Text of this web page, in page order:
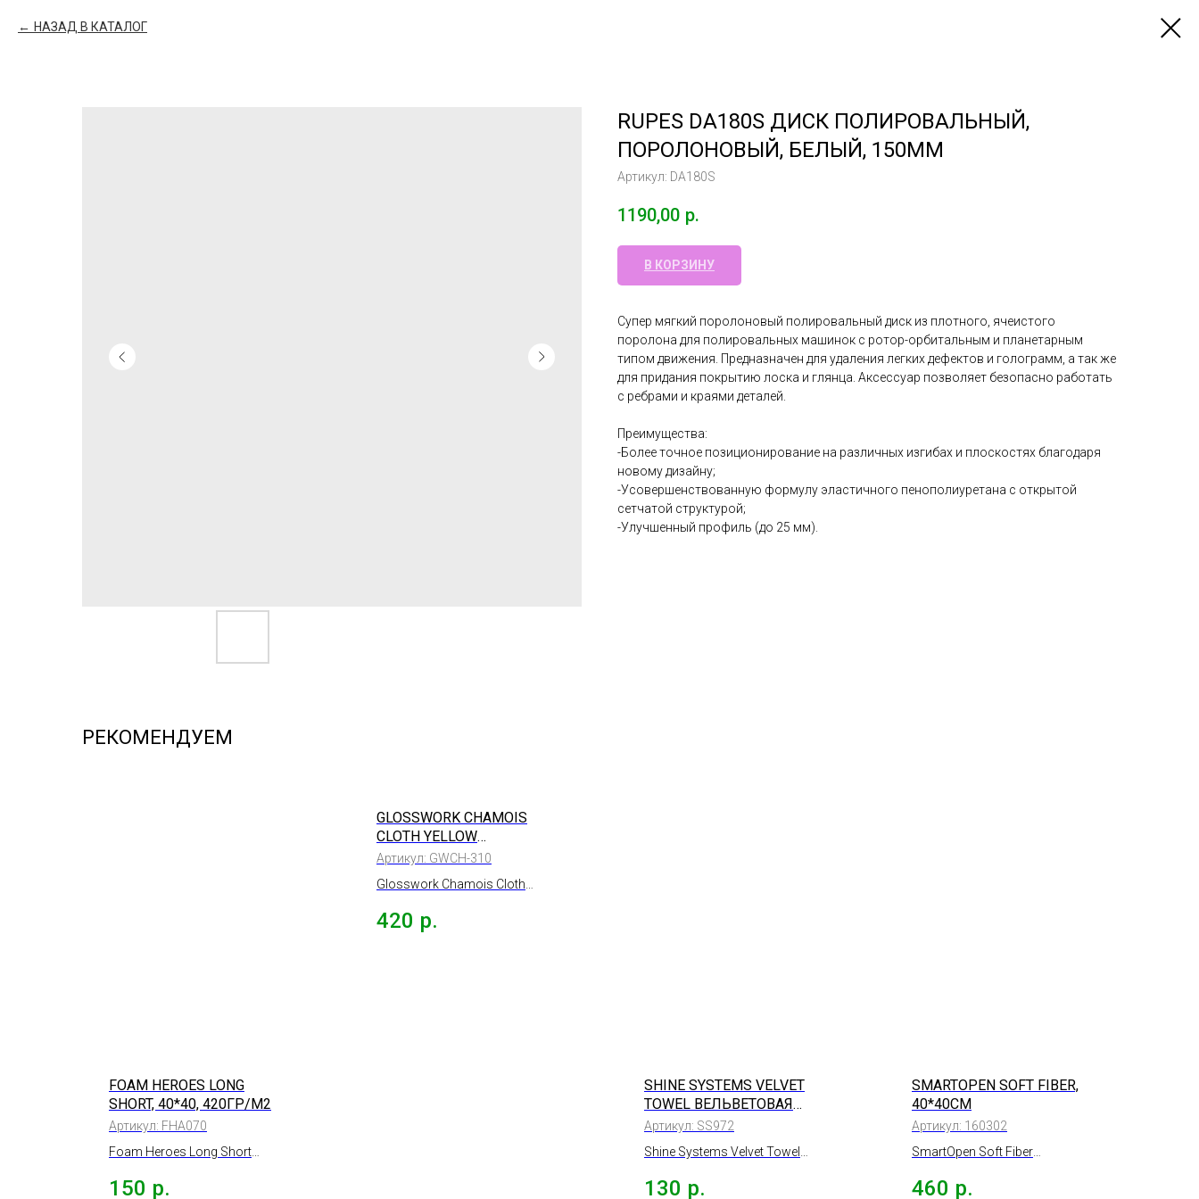
НАЗАД В КАТАЛОГ
RUPES DA180S ДИСК ПОЛИРОВАЛЬНЫЙ,
ПОРОЛОНОВЫЙ, БЕЛЫЙ, 150ММ
Артикул: DA180S
1190,00 р.
В КОРЗИНУ
Супер мягкий поролоновый полировальный диск из плотного, ячеистого
поролона для полировальных машинок с ротор-орбитальным и планетарным
типом движения. Предназначен для удаления легких дефектов и голограмм, а так же
для придания покрытию лоска и глянца. Аксессуар позволяет безопасно работать
с ребрами и краями деталей.
Преимущества:
-Более точное позиционирование на различных изгибах и плоскостях благодаря
новому дизайну;
-Усовершенствованную формулу эластичного пенополиуретана с открытой
сетчатой структурой;
-Улучшенный профиль (до 25 мм).
РЕКОМЕНДУЕМ
FOAM HEROES LONG
SHORT, 40*40, 420ГР/М2
Артикул: FHA070
Foam Heroes Long Short
разносторонняя
150 р.
GLOSSWORK CHAMOIS
CLOTH YELLOW
ИСКУСТВЕННАЯ ЗАМША,
300GSM
Артикул: GWCH-310
Glosswork Chamois Cloth
желтая, 50x45cm, 300gsm
420 р.
SHINE SYSTEMS VELVET
TOWEL ВЕЛЬВЕТОВАЯ
МИКРОФИБРА БЕЗ
Артикул: SS972
Shine Systems Velvet Towel
оверлока 40*40см
130 р.
SMARTOPEN SOFT FIBER,
40*40СМ
Артикул: 160302
SmartOpen Soft Fiber
супермягкая 2шт., 40*40см.
460 р.